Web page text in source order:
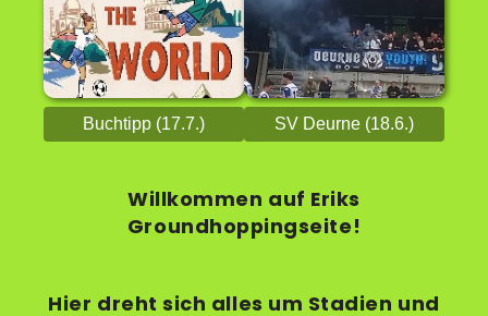
Buchtipp (17.7.) SV Deurne (18.6.)
Willkommen auf Eriks
Groundhoppingseite!
Hier dreht sich alles um Stadien und